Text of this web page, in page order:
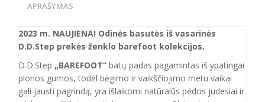
APRAŠYMAS
2023 m. NAUJIENA! Odinės basutės iš vasarinės
D.D.Step prekės ženklo barefoot kolekcijos.
D.D.Step „BAREFOOT“ batų padas pagamintas iš ypatingai
plonos gumos, todėl bėgimo ir vaikščiojimo metu vaikai
gali jausti pagrindą, yra išlaikomi natūralūs pėdos judesiai ir